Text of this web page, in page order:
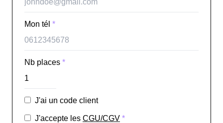
Mon tél *
Nb places *
J'ai un code client
J'accepte les CGU/CGV *